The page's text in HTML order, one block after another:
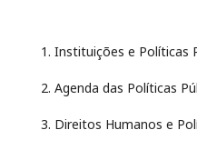
Instituições e Políticas
Agenda das Políticas
Direitos Humanos e